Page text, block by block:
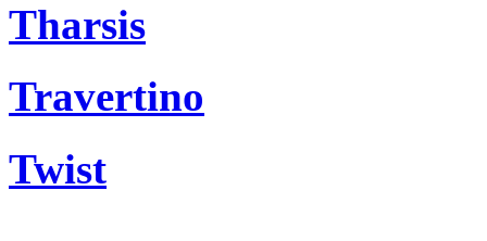
Tharsis
Travertino
Twist